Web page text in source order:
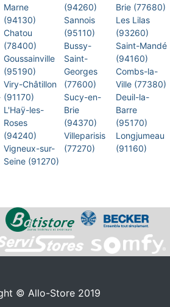
Marne
(94130)
Chatou
(78400)
Goussainville
(95190)
Viry-Châtillon
(91170)
L'Haÿ-les-
Roses
(94240)
Vigneux-sur-
Seine (91270)
(94260)
Sannois
(95110)
Bussy-
Saint-
Georges
(77600)
Sucy-en-
Brie
(94370)
Villeparisis
(77270)
Brie (77680)
Les Lilas
(93260)
Saint-Mandé
(94160)
Combs-la-
Ville (77380)
Deuil-la-
Barre
(95170)
Longjumeau
(91160)
© Allo-Store 2019